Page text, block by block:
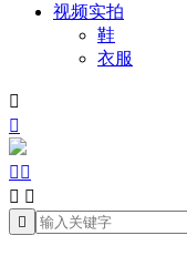
视频实拍
鞋
衣服


 
 
